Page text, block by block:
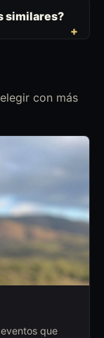
similares?
con más
que